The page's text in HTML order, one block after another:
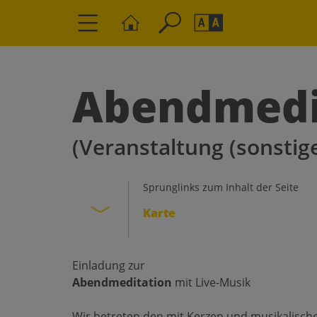
AA
(Veranstaltung
Sprunglinks zum Inhalt der Seite
Karte
Einladung zur
Abendmeditation mit Live-Musik